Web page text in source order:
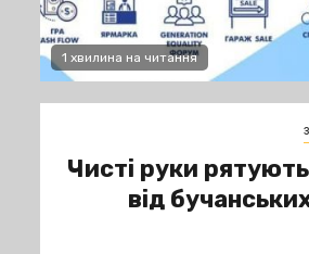
1 хвилина на читання
Чисті руки
від